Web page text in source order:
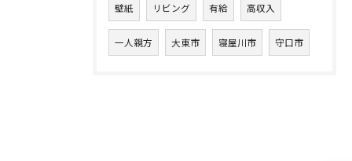
壁紙 リビング 有給 高収入
一人親方 大東市 寝屋川市 守口市